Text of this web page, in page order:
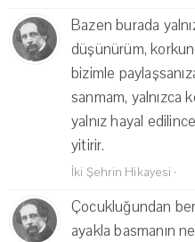
Bazen burada
düşünürüm,
bizimle
sanmam, yalnızca
yalnız hayal
yitirir.
İki Şehrin Hikayesi ·
Çocukluğundan
ayakla basmanın